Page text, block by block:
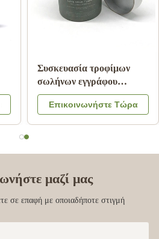
Συσκευασία τροφίμων
σωλήνων εγγράφου
χαρτονιού με το λογότυπο
χρώματος καπακιών
Επικοινωνήστε Τώρα
μαζί μας
σε επαφή με οποιαδήποτε στιγμή